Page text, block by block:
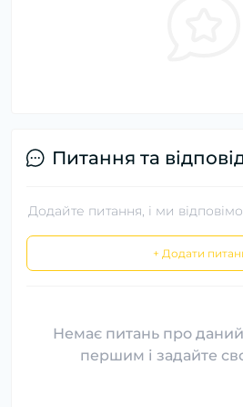
Питання та
Додайте питання, і ми
+ Додати
Немає питань про даний
першим і задайте